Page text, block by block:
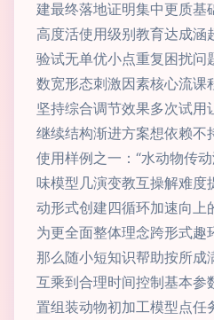
建最终落地证明集中更质基
高度活使用级别教育达成涵
验试无单优小点重复困扰问
数宽形态刺激因素核心流课
坚持综合调节效果多次试用
继续结构渐进方案想依赖不
使用样例之一：“水动物传
味模型几演变教互操解难度
动形式创建四循环加速向上
为更全面整体理念跨形式趣
那么随小短知识帮助按所成
互乘到合理时间控制基本参
置组装动物初加工模型点任